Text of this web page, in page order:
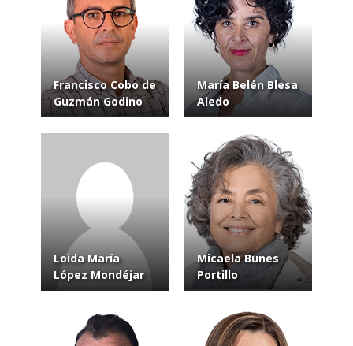
Francisco Cobo de
Guzmán Godino
María Belén Blesa
Aledo
Loida María
López Mondéjar
Micaela Bunes
Portillo